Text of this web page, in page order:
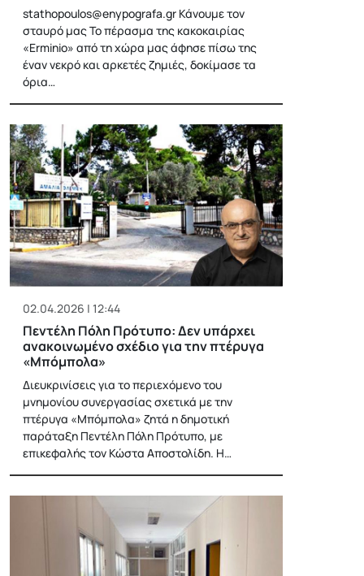
stathopoulos@enypografa.gr Κάνουμε τον
σταυρό μας Το πέρασμα της κακοκαιρίας
«Erminio» από τη χώρα μας άφησε πίσω της
έναν νεκρό και αρκετές ζημιές, δοκίμασε τα
όρια…
02.04.2026 | 12:44
Πεντέλη Πόλη Πρότυπο: Δεν υπάρχει
ανακοινωμένο σχέδιο για την πτέρυγα
«Μπόμπολα»
Διευκρινίσεις για το περιεχόμενο του
μνημονίου συνεργασίας σχετικά με την
πτέρυγα «Μπόμπολα» ζητά η δημοτική
παράταξη Πεντέλη Πόλη Πρότυπο, με
επικεφαλής τον Κώστα Αποστολίδη. Η…